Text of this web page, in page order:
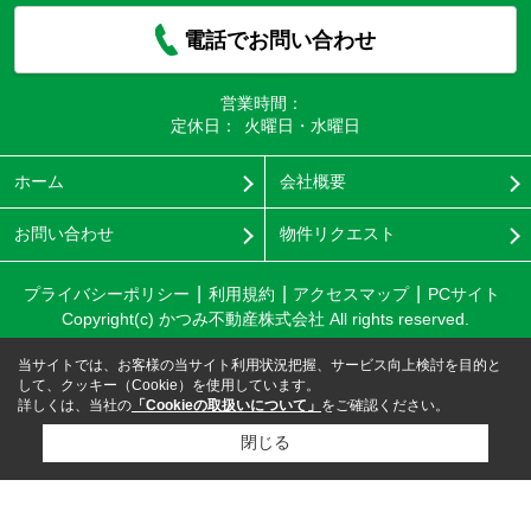
電話でお問い合わせ
営業時間：
定休日：
火曜日・水曜日
ホーム 会社概要
お問い合わせ 物件リクエスト
プライバシーポリシー 利用規約 アクセスマップ
PCサイト
Copyright(c) かつみ不動産株式会社 All rights reserved.
当サイトでは、お客様の当サイト利用状況把握、サービス向上検討を目的と
して、クッキー（Cookie）を使用しています。
詳しくは、当社の 「Cookieの取扱いについて」 をご確認ください。
閉じる